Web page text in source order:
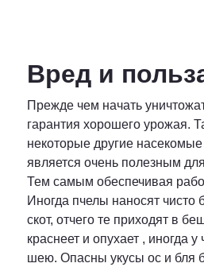
Вред и
Прежде чем начать
гарантия хорошего урожая.
некоторые другие
является очень полезным
Тем самым обеспечивая
Иногда пчелы наносят
скот, отчего те приходят в
краснеет и опухает , иногда
шею. Опасны укусы ос и бля